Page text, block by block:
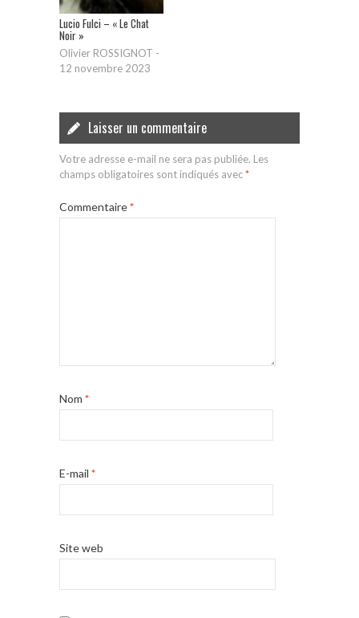
Lucio Fulci – « Le Chat
Noir »
Olivier ROSSIGNOT -
12 novembre 2023
Laisser un commentaire
Votre adresse e-mail ne sera pas publiée. Les
champs obligatoires sont indiqués avec*
Commentaire*
Nom *
E-mail *
Site web